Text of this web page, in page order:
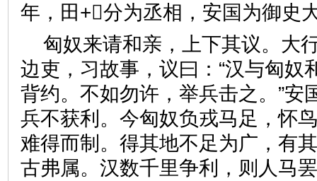
年，田+分为丞相，安国为
匈奴来请和亲，上下其议。大
边吏，习故事，议曰：“汉与匈奴
背约。不如勿许，举兵击之。”安
兵不获利。今匈奴负戎马足，怀
难得而制。得其地不足为广，有
古弗属。汉数千里争利，则人马